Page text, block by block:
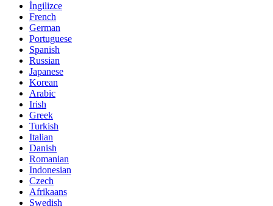
İngilizce
French
German
Portuguese
Spanish
Russian
Japanese
Korean
Arabic
Irish
Greek
Turkish
Italian
Danish
Romanian
Indonesian
Czech
Afrikaans
Swedish